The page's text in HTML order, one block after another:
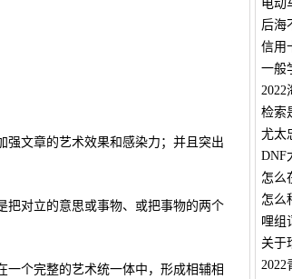
强文章的艺术效果和感染力；并且突出
把对立的意思或事物、或把事物的两个
个完整的艺术统一体中，形成相辅相
电动
后海
信用
一般
2022
检索
尤太
DNF
怎么
怎么
哩组
关于
2022